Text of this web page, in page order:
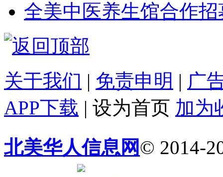
全美中医养生馆合作招
关于我们 | 免责申明 | 广
APP下载 | 设为首页 加为
北美华人信息网© 2014-